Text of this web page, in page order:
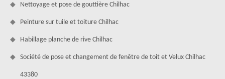
Nettoyage et pose de gouttière Chilhac
Peinture sur tuile et toiture Chilhac
Habillage planche de rive Chilhac
Société de pose et changement de fenêtre de toit et Velux Chilhac
43380